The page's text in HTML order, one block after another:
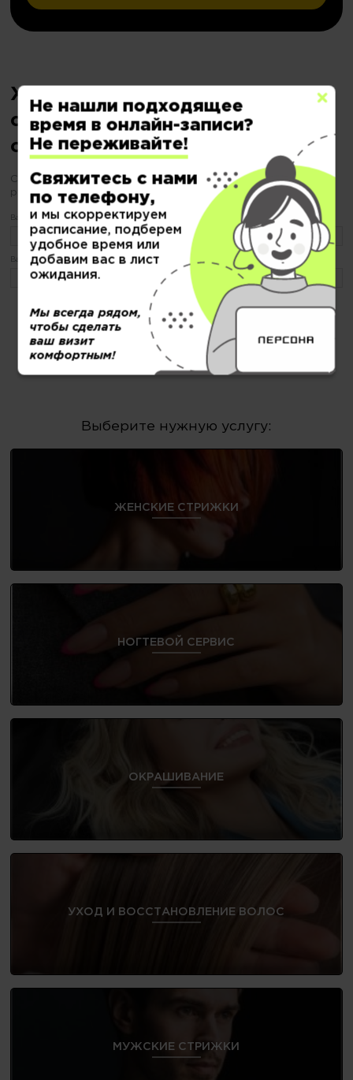
Хотите сделать записаться на
стрижку каскад, но еще не
определились?
С «ПЕРСОНОЙ» будьте уверены Ваш образ в надежных
руках
Ваше имя:
Ваш телефон:
или по тел. 8 (499) 281-65-92
Нажимая кнопку "Записаться" я даю согласие на обработку и хранение персональных данныхи соглашаюсь с
политикой конфиденциальности
Выберите нужную услугу:
ЖЕНСКИЕ СТРИЖКИ
НОГТЕВОЙ СЕРВИС
ОКРАШИВАНИЕ
УХОД И ВОССТАНОВЛЕНИЕ ВОЛОС
МУЖСКИЕ СТРИЖКИ
Не нашли подходящее
время в онлайн-записи?
Не переживайте!
Свяжитесь с нами
по телефону,
и мы скорректируем
расписание, подберем
удобное время или
добавим вас в лист
ожидания.
Мы всегда рядом,
чтобы сделать
ваш визит
комфортным!